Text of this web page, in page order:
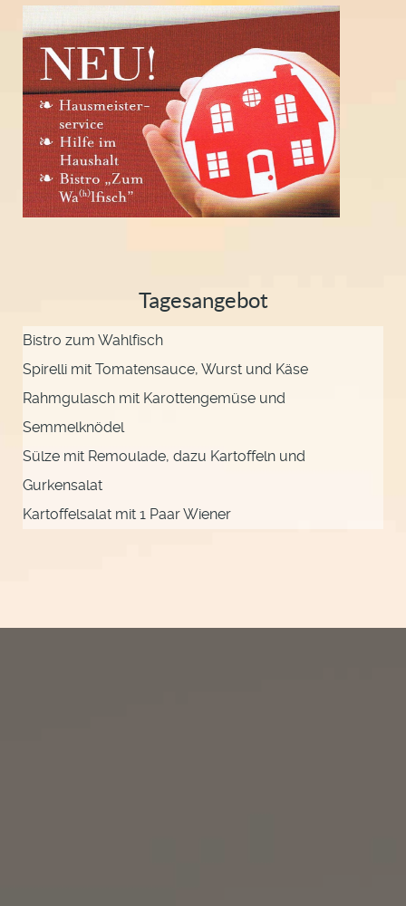
Tagesangebot
Bistro zum Wahlfisch
Spirelli mit Tomatensauce, Wurst und Käse
Rahmgulasch mit Karottengemüse und
Semmelknödel
Sülze mit Remoulade, dazu Kartoffeln und
Gurkensalat
Kartoffelsalat mit 1 Paar Wiener